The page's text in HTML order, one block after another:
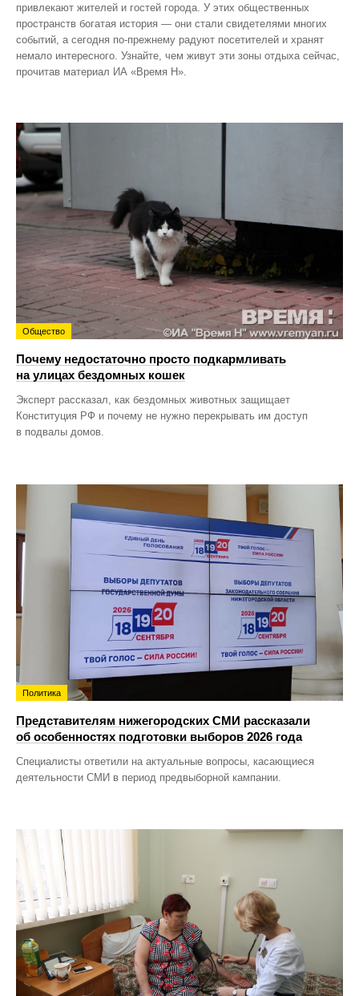
привлекают жителей и гостей города. У этих общественных
пространств богатая история — они стали свидетелями многих
событий, а сегодня по‑прежнему радуют посетителей и хранят
немало интересного. Узнайте, чем живут эти зоны отдыха сейчас,
прочитав материал ИА «Время Н».
Общество
Почему недостаточно просто подкармливать
на улицах бездомных кошек
Эксперт рассказал, как бездомных животных защищает
Конституция РФ и почему не нужно перекрывать им доступ
в подвалы домов.
Политика
Представителям нижегородских СМИ рассказали
об особенностях подготовки выборов 2026 года
Специалисты ответили на актуальные вопросы, касающиеся
деятельности СМИ в период предвыборной кампании.